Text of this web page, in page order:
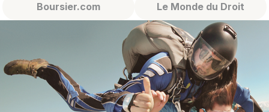
Boursier.com Le Monde du Droit